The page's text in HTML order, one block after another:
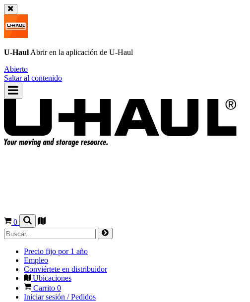
U-Haul Abrir en la aplicación de U-Haul
Abierto
Saltar al contenido
0
Precio fijo por 1 año
Empleo
Conviértete en distribuidor
Ubicaciones
Carrito 0
Iniciar sesión / Pedidos